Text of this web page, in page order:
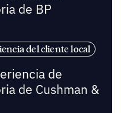
de BP
del cliente local
de
de Cushman &